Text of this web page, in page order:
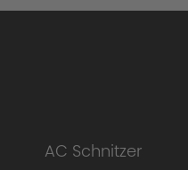
AC Schnitzer